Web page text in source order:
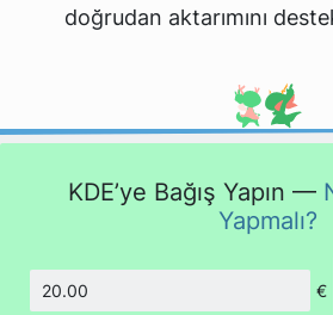
doğrudan aktarımını
KDE’ye Bağış Yapın —
Yapmalı?
€